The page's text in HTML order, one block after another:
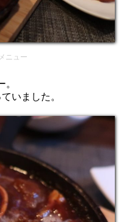
ニュー
いました。